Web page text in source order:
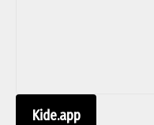
Kide.app